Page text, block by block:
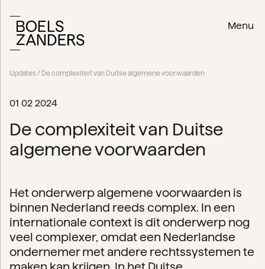
Menu
Updates / De complexiteit van Duitse algemene voorwaarden
01 02 2024
De complexiteit van Duitse
algemene voorwaarden
Het onderwerp algemene voorwaarden is
binnen Nederland reeds complex. In een
internationale context is dit onderwerp nog
veel complexer, omdat een Nederlandse
ondernemer met andere rechtssystemen te
maken kan krijgen. In het Duitse